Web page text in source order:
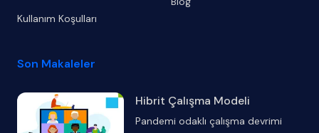
Kullanım Koşulları
Son Makaleler
Hibrit Çalışma Modeli
Pandemi odaklı çalışma devrimi